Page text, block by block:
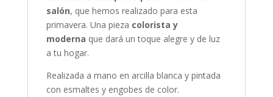
salón, que hemos realizado para esta
primavera. Una pieza colorista y
moderna que dará un toque alegre y de luz
a tu hogar.
Realizada a mano en arcilla blanca y pintada
con esmaltes y engobes de color.